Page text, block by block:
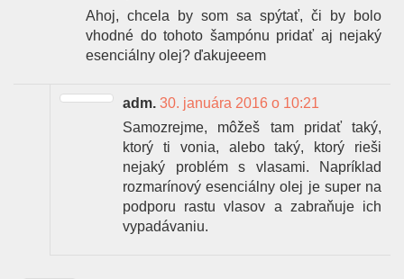
Ahoj, chcela by som sa spýtať, či by bolo
vhodné do tohoto šampónu pridať aj nejaký
esenciálny olej? ďakujeeem
adm. 30. januára 2016 o 10:21
Samozrejme, môžeš tam pridať taký,
ktorý ti vonia, alebo taký, ktorý rieši
nejaký problém s vlasami. Napríklad
rozmarínový esenciálny olej je super na
podporu rastu vlasov a zabraňuje ich
vypadávaniu.